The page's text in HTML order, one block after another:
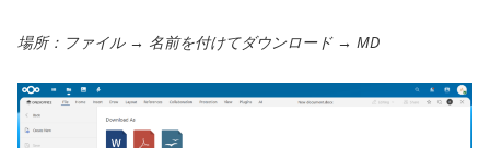
場所：ファイル → 名前を付けてダウンロード → MD